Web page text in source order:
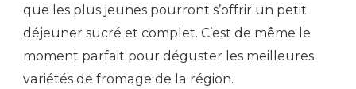
que les plus jeunes pourront s’offrir un petit
déjeuner sucré et complet. C’est de même le
moment parfait pour déguster les meilleures
variétés de fromage de la région.